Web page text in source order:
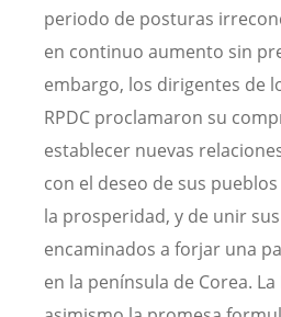
periodo de posturas
en continuo aumento sin
embargo, los dirigentes de
RPDC proclamaron su
establecer nuevas
con el deseo de sus
la prosperidad, y de unir
encaminados a forjar una
en la península de Corea. La